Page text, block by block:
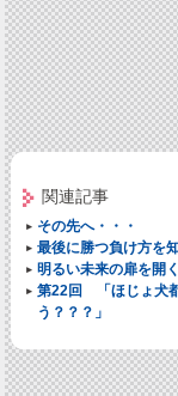
関連記事
その先へ・・・
最後に勝つ負け方を
明るい未来の扉を開
第22回 「ほじょ犬
う？？？」